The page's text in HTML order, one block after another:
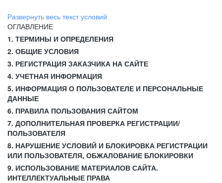
Развернуть весь текст условий
ОГЛАВЛЕНИЕ
1. ТЕРМИНЫ И ОПРЕДЕЛЕНИЯ
2. ОБЩИЕ УСЛОВИЯ
3. РЕГИСТРАЦИЯ ЗАКАЗЧИКА НА САЙТЕ
4. УЧЕТНАЯ ИНФОРМАЦИЯ
5. ИНФОРМАЦИЯ О ПОЛЬЗОВАТЕЛЕ И ПЕРСОНАЛЬНЫЕ
ДАННЫЕ
6. ПРАВИЛА ПОЛЬЗОВАНИЯ САЙТОМ
7. ДОПОЛНИТЕЛЬНАЯ ПРОВЕРКА РЕГИСТРАЦИИ/
ПОЛЬЗОВАТЕЛЯ
8. НАРУШЕНИЕ УСЛОВИЙ И БЛОКИРОВКА РЕГИСТРАЦИИ
ИЛИ ПОЛЬЗОВАТЕЛЯ, ОБЖАЛОВАНИЕ БЛОКИРОВКИ
9. ИСПОЛЬЗОВАНИЕ МАТЕРИАЛОВ САЙТА.
ИНТЕЛЛЕКТУАЛЬНЫЕ ПРАВА